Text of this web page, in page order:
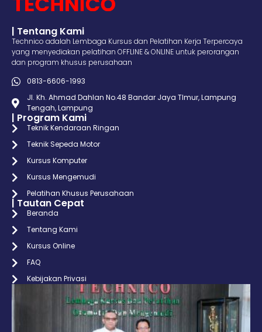
| Tentang Kami
Technico adalah Lembaga Kursus dan Pelatihan Kerja Terpercaya
yang menyediakan pelatihan OFFLINE & ONLINE untuk perorangan
dan program khusus perusahaan
0813-6606-1993
Jl. Kh. Ahmad Dahlan No.48 Bandar Jaya TImur, Lampung
Tengah, Lampung
| Program Kami
Teknik Kendaraan Ringan
Teknik Sepeda Motor
Kursus Komputer
Kursus Mengemudi
Pelatihan Khusus Perusahaan
| Tautan Cepat
Beranda
Tentang Kami
Kursus Online
FAQ
Kebijakan Privasi